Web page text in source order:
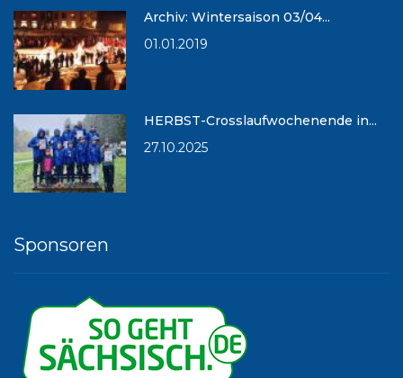
Archiv: Wintersaison 03/04...
01.01.2019
HERBST-Crosslaufwochenende in...
27.10.2025
Sponsoren